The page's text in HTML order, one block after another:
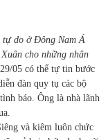
tự do ở Đông Nam Á
cho những nhân
05 có thể tự tin bước
đàn quy tụ các bộ
báo. Ông là nhà lãnh
và kiêm luôn chức